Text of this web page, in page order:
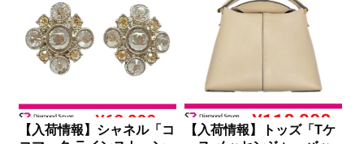
【入荷情報】シャネル「コ
【入荷情報】トッズ「Tケ